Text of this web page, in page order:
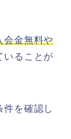
会金無料や
いることが
件を確認し